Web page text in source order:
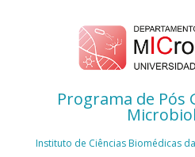
Programa de Pós
Instituto de Ciências Biomédicas